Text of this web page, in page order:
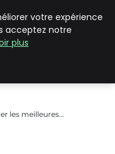
les meilleures…
votre expérience
acceptez notre
plus